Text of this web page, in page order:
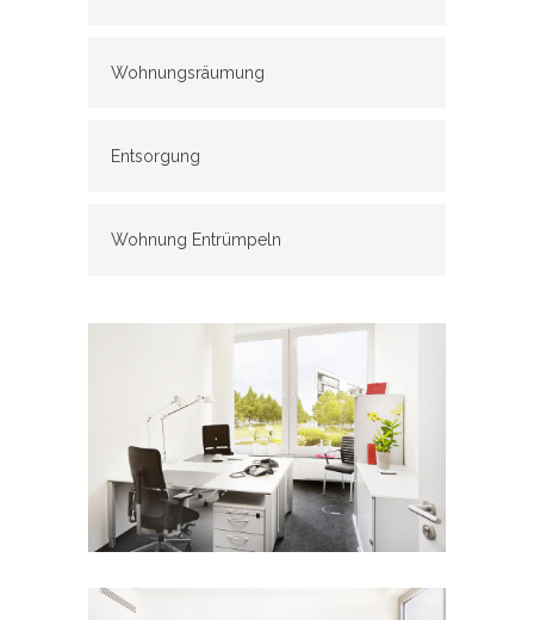
Wohnungsräumung
Entsorgung
Wohnung Entrümpeln